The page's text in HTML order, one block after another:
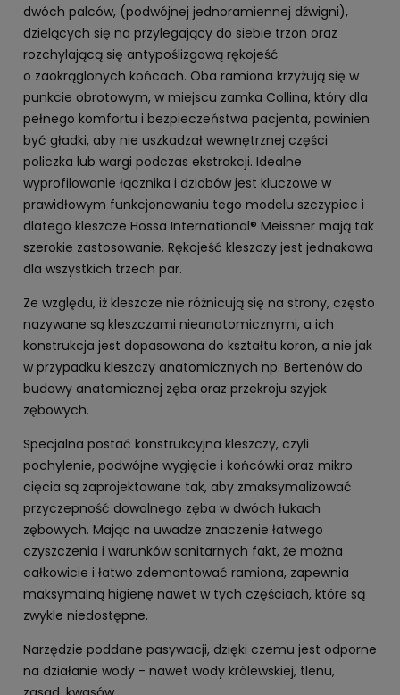
dwóch palców, (podwójnej jednoramiennej dźwigni),
dzielących się na przylegający do siebie trzon oraz
rozchylającą się antypoślizgową rękojeść
o zaokrąglonych końcach. Oba ramiona krzyżują się w
punkcie obrotowym, w miejscu zamka Collina, który dla
pełnego komfortu i bezpieczeństwa pacjenta, powinien
być gładki, aby nie uszkadzał wewnętrznej części
policzka lub wargi podczas ekstrakcji. Idealne
wyprofilowanie łącznika i dziobów jest kluczowe w
prawidłowym funkcjonowaniu tego modelu szczypiec i
dlatego kleszcze Hossa International® Meissner mają tak
szerokie zastosowanie. Rękojeść kleszczy jest jednakowa
dla wszystkich trzech par.
Ze względu, iż kleszcze nie różnicują się na strony, często
nazywane są kleszczami nieanatomicznymi, a ich
konstrukcja jest dopasowana do kształtu koron, a nie jak
w przypadku kleszczy anatomicznych np. Bertenów do
budowy anatomicznej zęba oraz przekroju szyjek
zębowych.
Specjalna postać konstrukcyjna kleszczy, czyli
pochylenie, podwójne wygięcie i końcówki oraz mikro
cięcia są zaprojektowane tak, aby zmaksymalizować
przyczepność dowolnego zęba w dwóch łukach
zębowych. Mając na uwadze znaczenie łatwego
czyszczenia i warunków sanitarnych fakt, że można
całkowicie i łatwo zdemontować ramiona, zapewnia
maksymalną higienę nawet w tych częściach, które są
zwykle niedostępne.
Narzędzie poddane pasywacji, dzięki czemu jest odporne
na działanie wody - nawet wody królewskiej, tlenu,